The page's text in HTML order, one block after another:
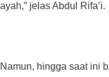
jelas Abdul Rifa’i.
hingga saat ini